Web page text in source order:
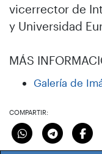
vicerrector de
y Universidad
MÁS
Galería de
COMPARTIR: